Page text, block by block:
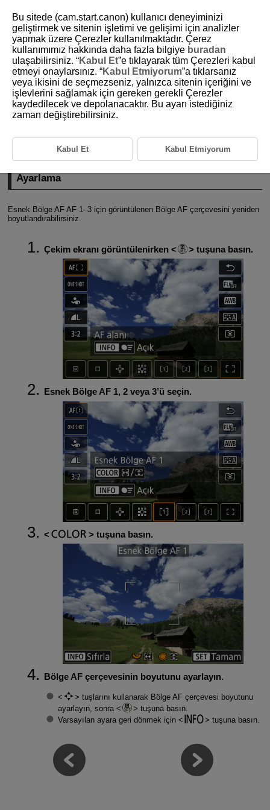
D375-132
Özelleştirme İşlemi
Bölge AF Çerçevesi Boyutunu Ayarlama
Ayarlama
Esnek Bölge AF AF 1–3 için görüntülenen Bölge AF çerçevesini yeniden
boyutlandırabilirsiniz.
Çekim ekranı görüntülenirken tuşuna basın.
Esnek Bölge AF 1, 2 veya 3’ü seçin.
tuşuna basın.
Bölge AF çerçevesinin boyutunu ayarlayın.
tuşlarını kullanarak Bölge AF çerçevesi boyutunu
ayarlayın, sonra
tuşuna basın.
Varsayılan ayara geri dönmek için
tuşuna basın.
Bu sitede (cam.start.canon) kullanıcı deneyiminizi
geliştirmek ve sitenin işletimi ve gelişimi için analizler
yapmak üzere Çerezler kullanılmaktadır. Çerez
kullanımımız hakkında daha fazla bilgiye buradan
ulaşabilirsiniz. “Kabul Et”e tıklayarak tüm Çerezleri kabul
etmeyi onaylarsınız. “Kabul Etmiyorum”a tıklarsanız
veya ikisini de seçmezseniz, yalnızca sitenin içeriğini ve
işlevlerini sağlamak için gereken gerekli Çerezler
kaydedilecek ve depolanacaktır. Bu ayarı istediğiniz
zaman değiştirebilirsiniz.
Kabul Et Kabul Etmiyorum